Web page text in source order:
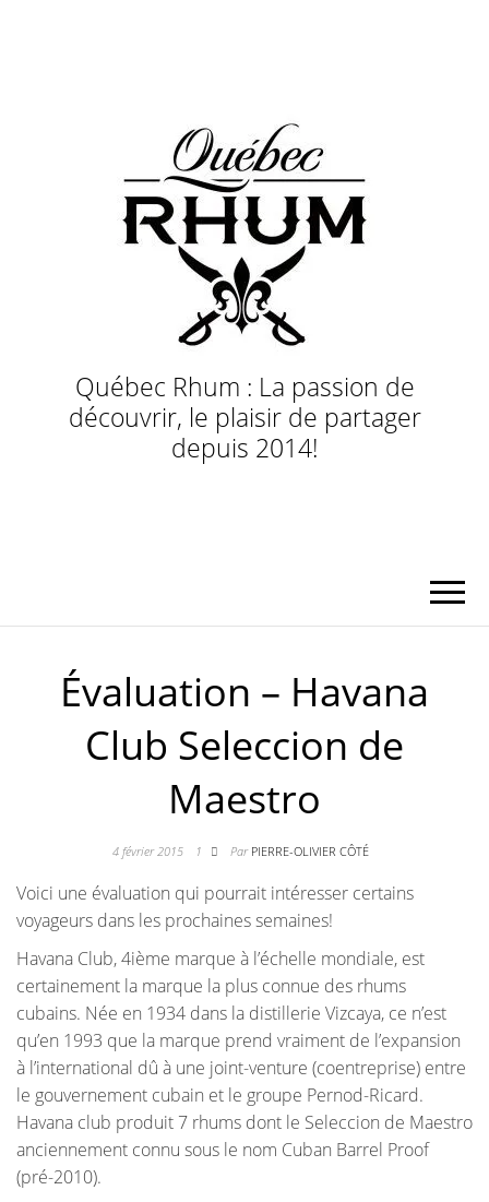
Québec Rhum : La passion de
découvrir, le plaisir de partager
depuis 2014!
Évaluation – Havana
Club Seleccion de
Maestro
4 février 2015 1 Par PIERRE-OLIVIER CÔTÉ
Voici une évaluation qui pourrait intéresser certains
voyageurs dans les prochaines semaines!
Havana Club, 4ième marque à l’échelle mondiale, est
certainement la marque la plus connue des rhums
cubains. Née en 1934 dans la distillerie Vizcaya, ce n’est
qu’en 1993 que la marque prend vraiment de l’expansion
à l’international dû à une joint-venture (coentreprise) entre
le gouvernement cubain et le groupe Pernod-Ricard.
Havana club produit 7 rhums dont le Seleccion de Maestro
anciennement connu sous le nom Cuban Barrel Proof
(pré-2010).